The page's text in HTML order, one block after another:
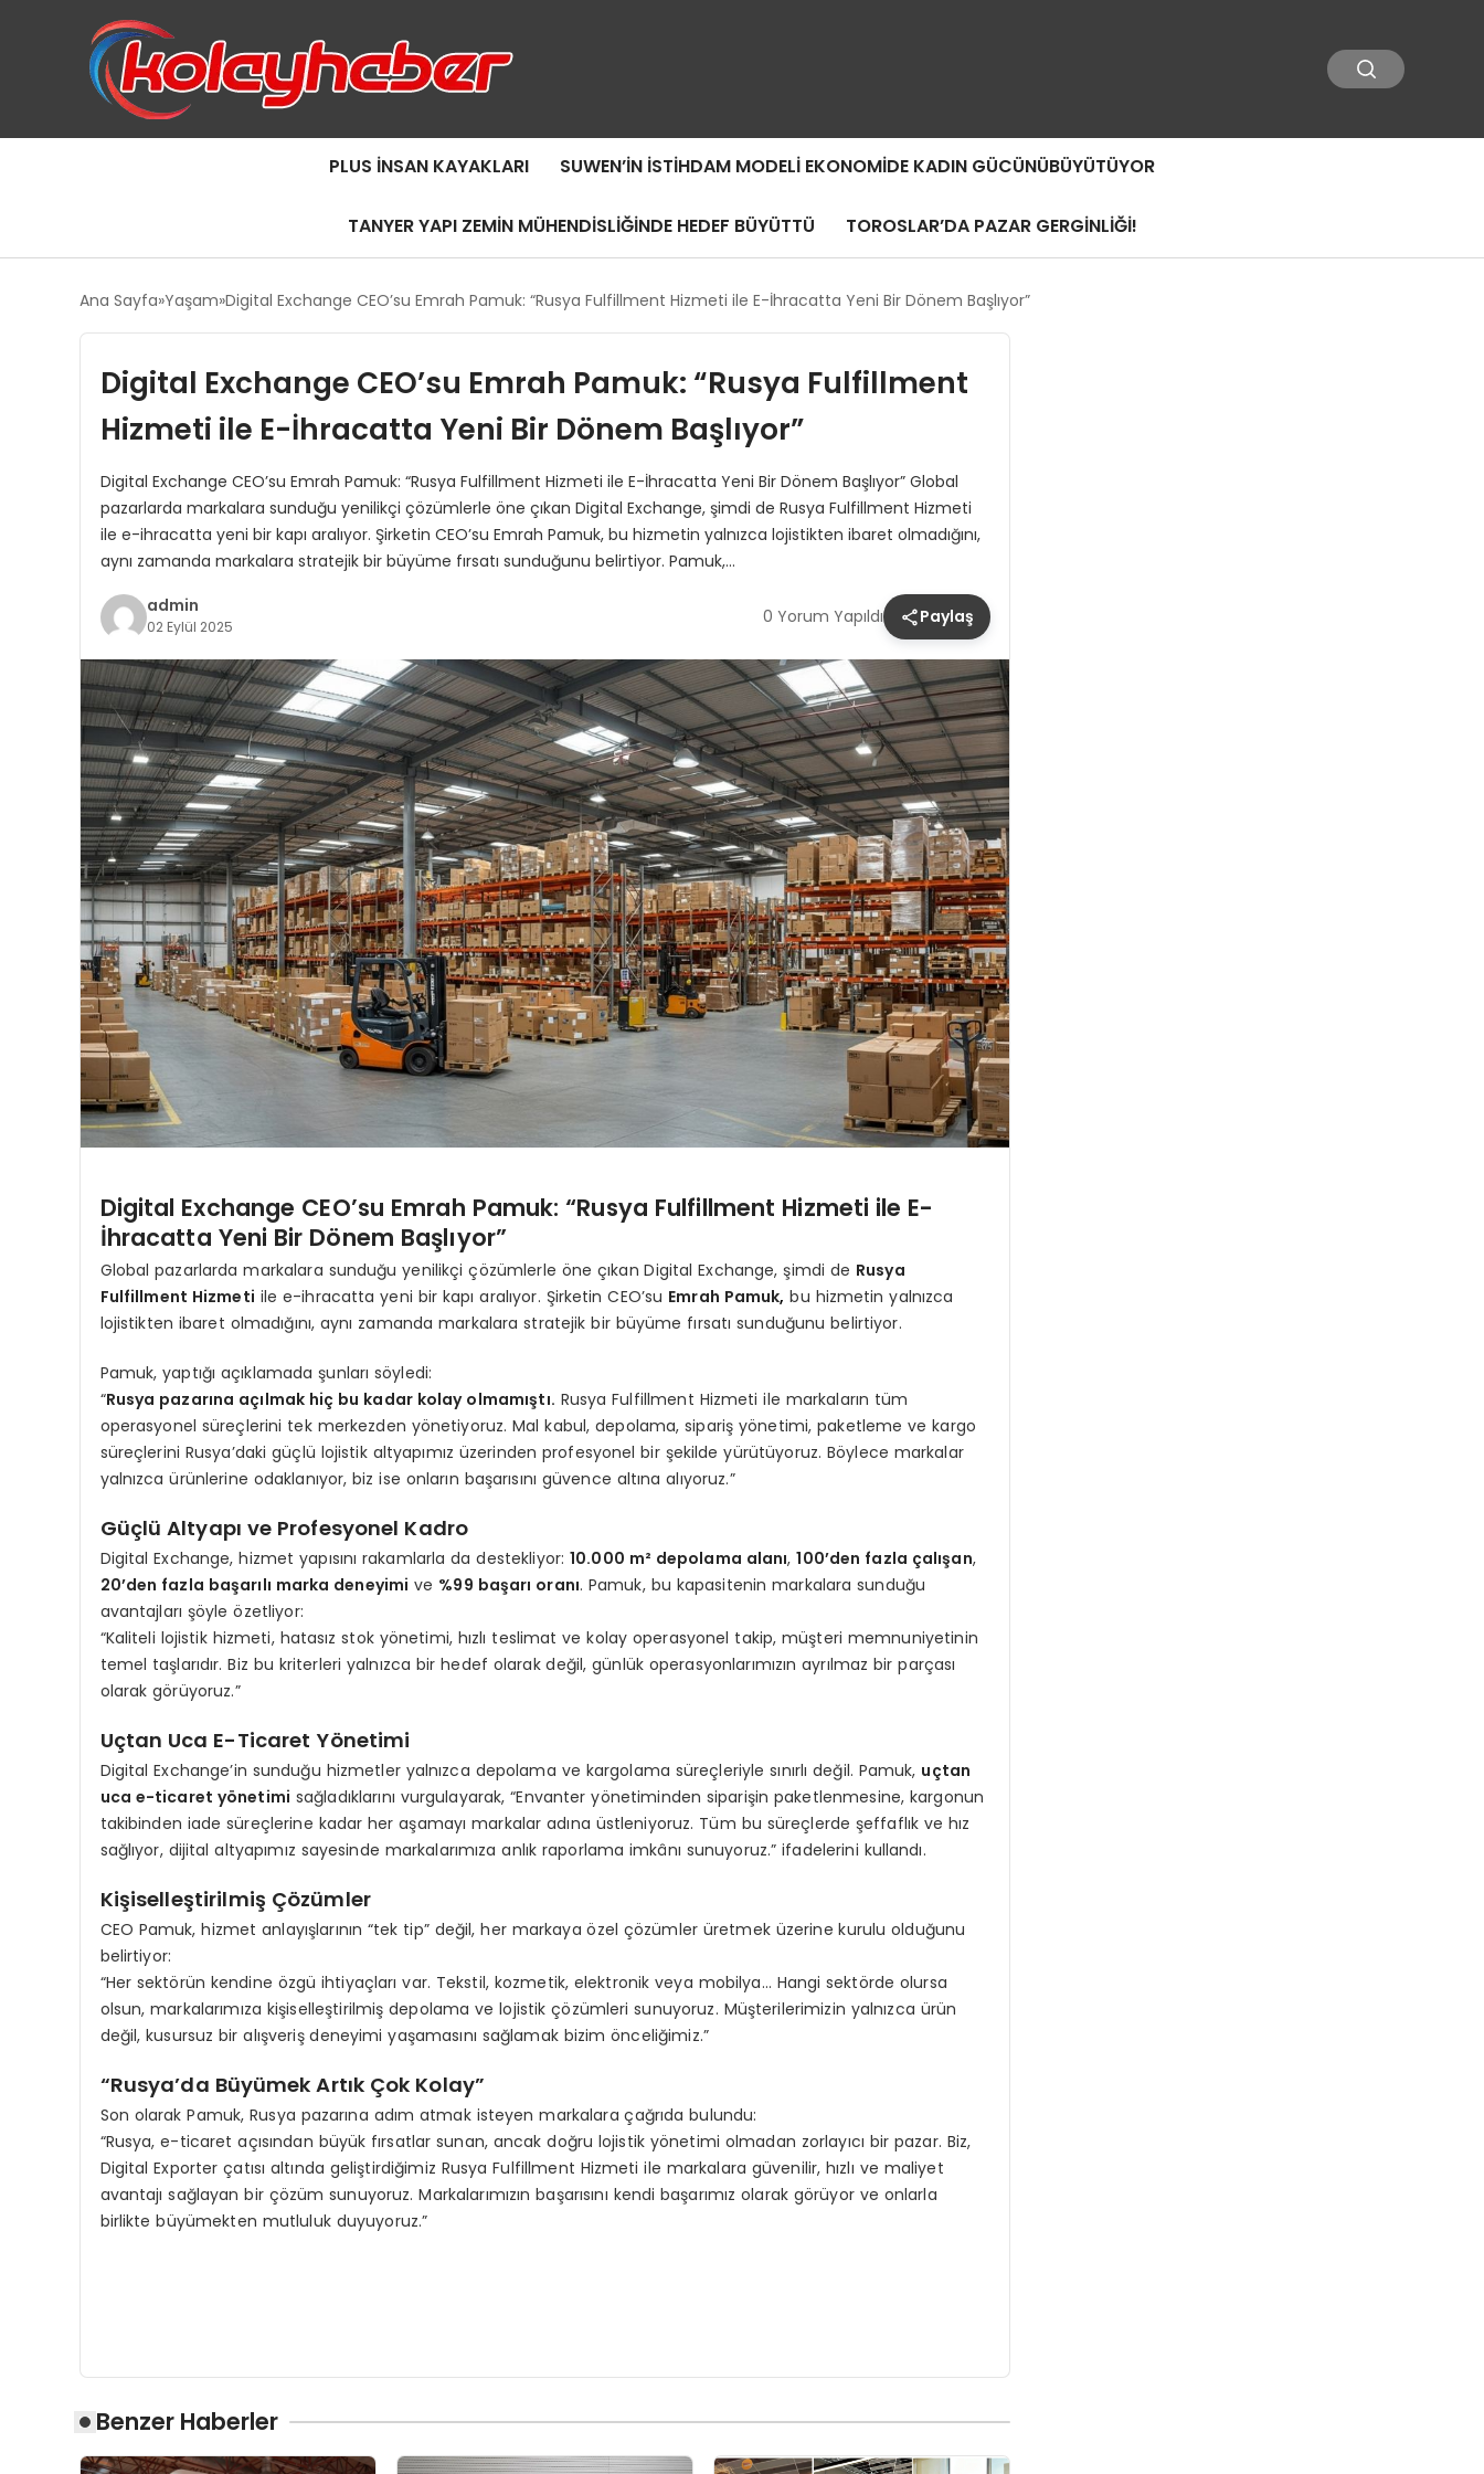
PLUS İNSAN KAYAKLARI SUWEN’IN İSTIHDAM MODELI EKONOMIDE KADIN GÜCÜNÜBÜYÜTÜYOR
TANYER YAPI ZEMIN MÜHENDISLIĞINDE HEDEF BÜYÜTTÜ TOROSLAR’DA PAZAR GERGİNLİĞİ!
Ana Sayfa Yaşam Digital Exchange CEO’su Emrah Pamuk: “Rusya Fulfillment Hizmeti ile E-İhracatta Yeni Bir Dönem Başlıyor”
Digital Exchange CEO’su Emrah Pamuk: “Rusya Fulfillment
Hizmeti ile E-İhracatta Yeni Bir Dönem Başlıyor”
Digital Exchange CEO’su Emrah Pamuk: “Rusya Fulfillment Hizmeti ile E-İhracatta Yeni Bir Dönem Başlıyor” Global
pazarlarda markalara sunduğu yenilikçi çözümlerle öne çıkan Digital Exchange, şimdi de Rusya Fulfillment Hizmeti
ile e-ihracatta yeni bir kapı aralıyor. Şirketin CEO’su Emrah Pamuk, bu hizmetin yalnızca lojistikten ibaret olmadığını,
aynı zamanda markalara stratejik bir büyüme fırsatı sunduğunu belirtiyor. Pamuk,…
admin
02 Eylül 2025 0 Yorum Yapıldı Paylaş
Digital Exchange CEO’su Emrah Pamuk: “Rusya Fulfillment Hizmeti ile E-
İhracatta Yeni Bir Dönem Başlıyor”
Global pazarlarda markalara sunduğu yenilikçi çözümlerle öne çıkan Digital Exchange, şimdi de Rusya
Fulfillment Hizmeti ile e-ihracatta yeni bir kapı aralıyor. Şirketin CEO’su Emrah Pamuk, bu hizmetin yalnızca
lojistikten ibaret olmadığını, aynı zamanda markalara stratejik bir büyüme fırsatı sunduğunu belirtiyor.
Pamuk, yaptığı açıklamada şunları söyledi:
“Rusya pazarına açılmak hiç bu kadar kolay olmamıştı. Rusya Fulfillment Hizmeti ile markaların tüm
operasyonel süreçlerini tek merkezden yönetiyoruz. Mal kabul, depolama, sipariş yönetimi, paketleme ve kargo
süreçlerini Rusya’daki güçlü lojistik altyapımız üzerinden profesyonel bir şekilde yürütüyoruz. Böylece markalar
yalnızca ürünlerine odaklanıyor, biz ise onların başarısını güvence altına alıyoruz.”
Güçlü Altyapı ve Profesyonel Kadro
Digital Exchange, hizmet yapısını rakamlarla da destekliyor: 10.000 m² depolama alanı,100’den fazla çalışan,
20’den fazla başarılı marka deneyimi ve %99 başarı oranı. Pamuk, bu kapasitenin markalara sunduğu
avantajları şöyle özetliyor:
“Kaliteli lojistik hizmeti, hatasız stok yönetimi, hızlı teslimat ve kolay operasyonel takip, müşteri memnuniyetinin
temel taşlarıdır. Biz bu kriterleri yalnızca bir hedef olarak değil, günlük operasyonlarımızın ayrılmaz bir parçası
olarak görüyoruz.”
Uçtan Uca E-Ticaret Yönetimi
Digital Exchange’in sunduğu hizmetler yalnızca depolama ve kargolama süreçleriyle sınırlı değil. Pamuk, uçtan
uca e-ticaret yönetimi sağladıklarını vurgulayarak, “Envanter yönetiminden siparişin paketlenmesine, kargonun
takibinden iade süreçlerine kadar her aşamayı markalar adına üstleniyoruz. Tüm bu süreçlerde şeffaflık ve hız
sağlıyor, dijital altyapımız sayesinde markalarımıza anlık raporlama imkânı sunuyoruz.” ifadelerini kullandı.
Kişiselleştirilmiş Çözümler
CEO Pamuk, hizmet anlayışlarının “tek tip” değil, her markaya özel çözümler üretmek üzerine kurulu olduğunu
belirtiyor:
“Her sektörün kendine özgü ihtiyaçları var. Tekstil, kozmetik, elektronik veya mobilya… Hangi sektörde olursa
olsun, markalarımıza kişiselleştirilmiş depolama ve lojistik çözümleri sunuyoruz. Müşterilerimizin yalnızca ürün
değil, kusursuz bir alışveriş deneyimi yaşamasını sağlamak bizim önceliğimiz.”
“Rusya’da Büyümek Artık Çok Kolay”
Son olarak Pamuk, Rusya pazarına adım atmak isteyen markalara çağrıda bulundu:
“Rusya, e-ticaret açısından büyük fırsatlar sunan, ancak doğru lojistik yönetimi olmadan zorlayıcı bir pazar. Biz,
Digital Exporter çatısı altında geliştirdiğimiz Rusya Fulfillment Hizmeti ile markalara güvenilir, hızlı ve maliyet
avantajı sağlayan bir çözüm sunuyoruz. Markalarımızın başarısını kendi başarımız olarak görüyor ve onlarla
birlikte büyümekten mutluluk duyuyoruz.”
Benzer Haberler